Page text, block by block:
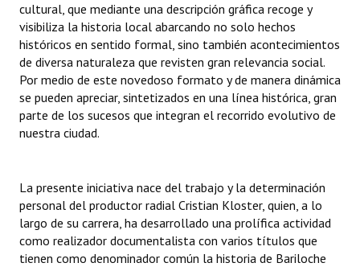
NORMATIVA
Comunicaciones
Declaraciones
Resoluciones
INSTITUCIONAL
Antiguos Pobladores
Noticias Destacadas
cultural, que mediante una descripción gráfica recoge y
visibiliza la historia local abarcando no solo hechos
históricos en sentido formal, sino también acontecimientos
de diversa naturaleza que revisten gran relevancia social.
Por medio de este novedoso formato y de manera dinámica
se pueden apreciar, sintetizados en una línea histórica, gran
parte de los sucesos que integran el recorrido evolutivo de
nuestra ciudad.
La presente iniciativa nace del trabajo y la determinación
personal del productor radial Cristian Kloster, quien, a lo
largo de su carrera, ha desarrollado una prolífica actividad
como realizador documentalista con varios títulos que
tienen como denominador común la historia de Bariloche